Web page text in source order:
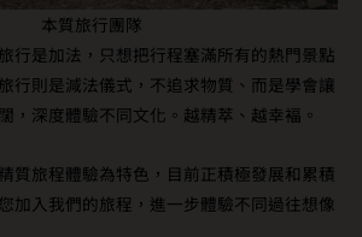
本質旅行團隊
行是加法，只想把行程塞滿所有的熱門景點
行則是減法儀式，不追求物質、而是學會讓
，深度體驗不同文化。越精萃、越幸褔。
質旅程體驗為特色，目前正積極發展和累積
加入我們的旅程，進一步體驗不同過往想像